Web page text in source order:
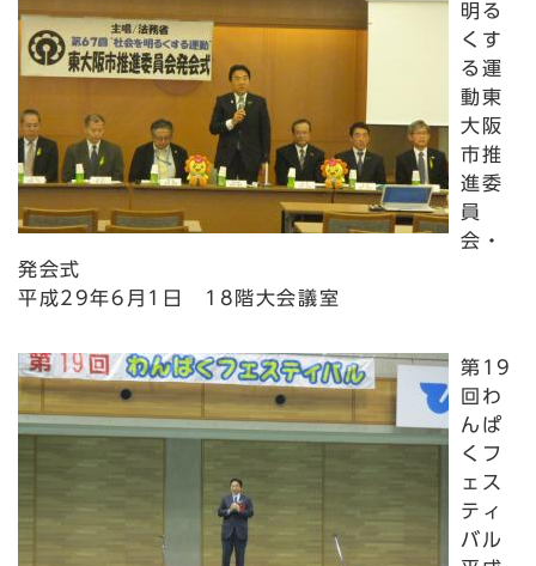
明る
くす
る運
動東
大阪
市推
進委
員
会・
発会式
平成29年6月1日 18階大会議室
第19
回わ
んぱ
くフ
ェス
ティ
バル